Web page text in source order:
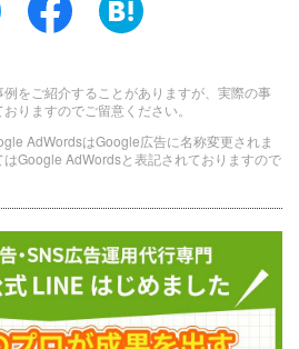
をご紹介することがありますが、実際の事
りますのでご留意ください。
AdWordsはGoogle広告に名称変更されま
Google AdWordsと表記されておりますので